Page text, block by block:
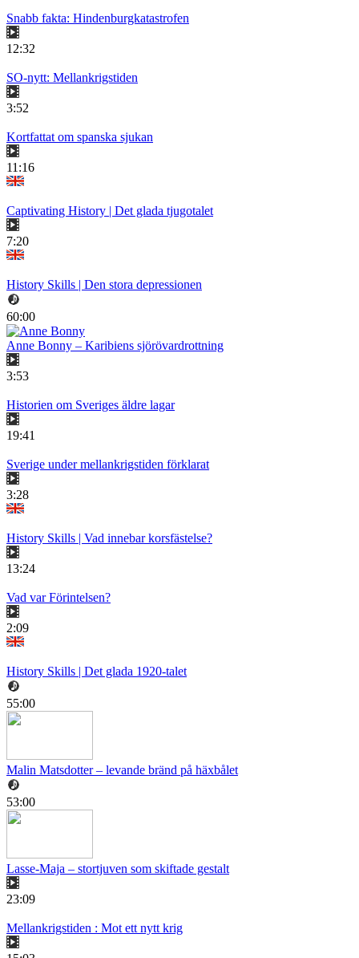
Snabb fakta: Hindenburgkatastrofen
12:32
SO-nytt: Mellankrigstiden
3:52
Kortfattat om spanska sjukan
11:16
Captivating History | Det glada tjugotalet
7:20
History Skills | Den stora depressionen
60:00
Anne Bonny – Karibiens sjörövardrottning
3:53
Historien om Sveriges äldre lagar
19:41
Sverige under mellankrigstiden förklarat
3:28
History Skills | Vad innebar korsfästelse?
13:24
Vad var Förintelsen?
2:09
History Skills | Det glada 1920-talet
55:00
Malin Matsdotter – levande bränd på häxbålet
53:00
Lasse-Maja – stortjuven som skiftade gestalt
23:09
Mellankrigstiden : Mot ett nytt krig